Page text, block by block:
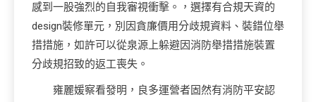
感到一股強烈的自我審視衝擊。，選擇有合規天資的
design裝修單元，別因貪廉價用分歧規資料、裝錯位舉
措措施，如許可以從泉源上躲避因消防舉措措施裝置
分歧規招致的返工喪失。
雍麗媛察看發明，良多運營者固然有消防平安認